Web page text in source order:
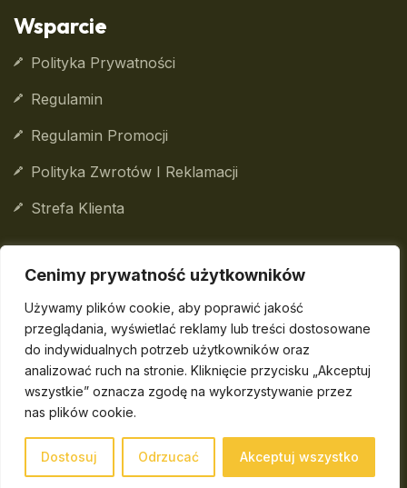
Cenimy prywatność użytkowników
Używamy plików cookie, aby poprawić jakość
przeglądania, wyświetlać reklamy lub treści dostosowane
do indywidualnych potrzeb użytkowników oraz
analizować ruch na stronie. Kliknięcie przycisku „Akceptuj
wszystkie” oznacza zgodę na wykorzystywanie przez
nas plików cookie.
Dostosuj Odrzucać Akceptuj wszystko
Wsparcie
Polityka Prywatności
Regulamin
Regulamin Promocji
Polityka Zwrotów I Reklamacji
Strefa Klienta
© 2026DailyBox Sp. z o.o. Wszelkie prawa
zastrzeżone.
DailyBoxSp. z o.o. wpisana do Centralnej Ewidencji i
Informacji o Działalności Gospodarczej
Rzeczypospolitej Polskiej, prowadzona przez Ministra
Sąd rejestrowy: Sąd Rejonowy dla Krakowa-
Śródmieścia w Krakowie, XI Wydział Gospodarczy